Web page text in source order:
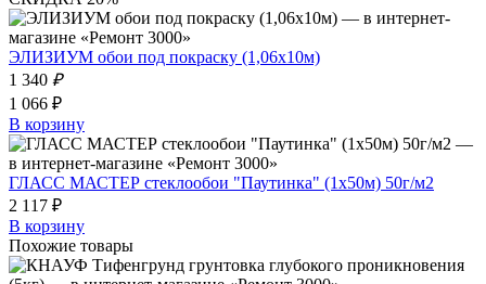
ЭЛИЗИУМ обои под покраску (1,06х10м)
1 340 ₽
1 066 ₽
В корзину
ГЛАСС МАСТЕР стеклообои "Паутинка" (1х50м) 50г/м2
2 117 ₽
В корзину
Похожие товары